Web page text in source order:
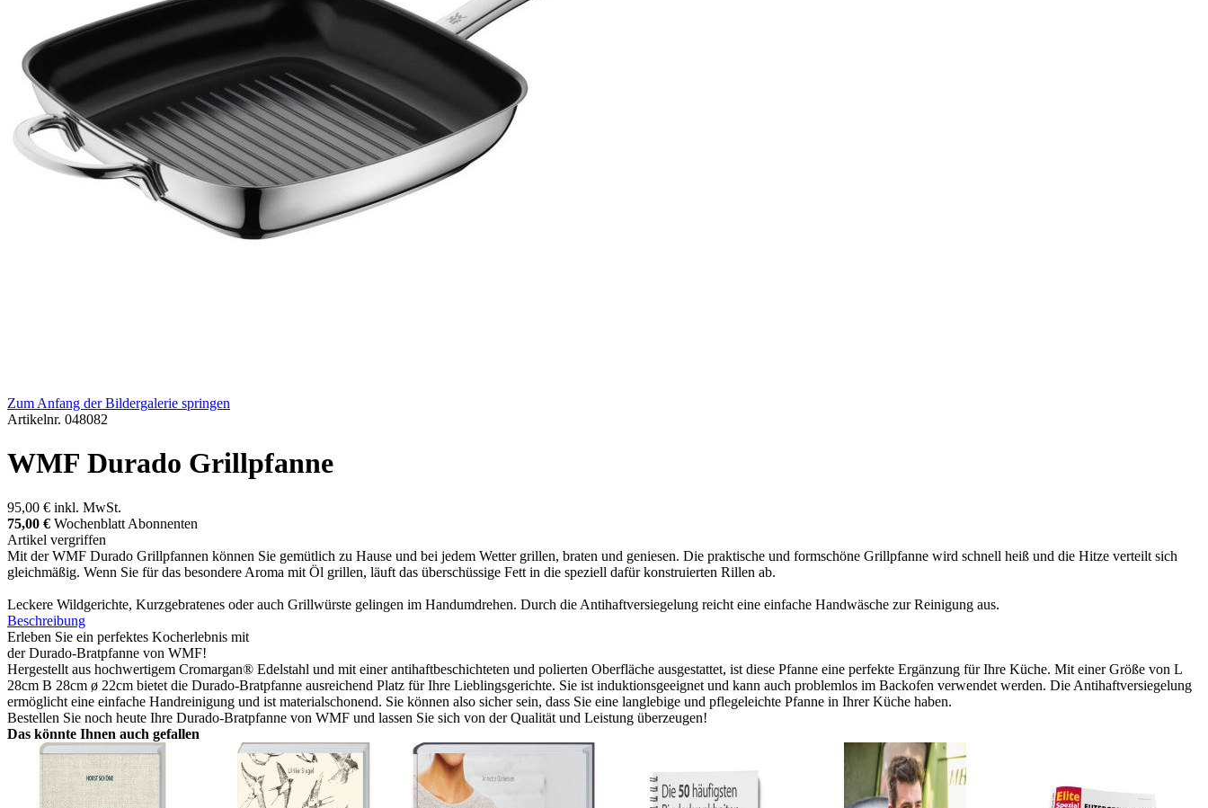
Zum Anfang der Bildergalerie springen
Artikelnr. 048082
WMF Durado Grillpfanne
95,00 € inkl. MwSt.
75,00 € Wochenblatt Abonnenten
Artikel vergriffen
Mit der WMF Durado Grillpfannen können Sie gemütlich zu Hause und bei jedem Wetter grillen, braten und geniesen. Die praktische und formschöne Grillpfanne wird schnell heiß und die Hitze verteilt sich
gleichmäßig. Wenn Sie für das besondere Aroma mit Öl grillen, läuft das überschüssige Fett in die speziell dafür konstruierten Rillen ab.
Leckere Wildgerichte, Kurzgebratenes oder auch Grillwürste gelingen im Handumdrehen. Durch die Antihaftversiegelung reicht eine einfache Handwäsche zur Reinigung aus.
Beschreibung
Erleben Sie ein perfektes Kocherlebnis mit
der Durado-Bratpfanne von WMF!
Hergestellt aus hochwertigem Cromargan® Edelstahl und mit einer antihaftbeschichteten und polierten Oberfläche ausgestattet, ist diese Pfanne eine perfekte Ergänzung für Ihre Küche. Mit einer Größe von L
28cm B 28cm ø 22cm bietet die Durado-Bratpfanne ausreichend Platz für Ihre Lieblingsgerichte. Sie ist induktionsgeeignet und kann auch problemlos im Backofen verwendet werden. Die Antihaftversiegelung
ermöglicht eine einfache Handreinigung und ist materialschonend. Sie können also sicher sein, dass Sie eine langlebige und pflegeleichte Pfanne in Ihrer Küche haben.
Bestellen Sie noch heute Ihre Durado-Bratpfanne von WMF und lassen Sie sich von der Qualität und Leistung überzeugen!
Das könnte Ihnen auch gefallen